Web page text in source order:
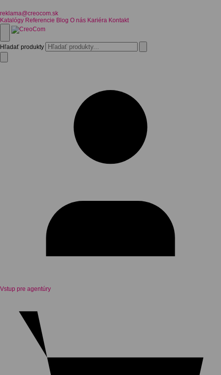
reklama@creocom.sk
Katalógy Referencie Blog O nás Kariéra Kontakt
Hľadať produkty
Vstup pre agentúry